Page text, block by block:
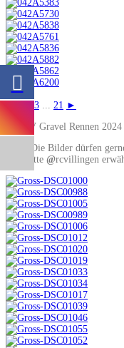
3 ... 21 ►
4. RCV Gravel Rennen 2024
Note: Die Bilder dürfen
aber bitte @rcvillingen